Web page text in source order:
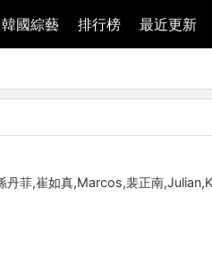
韓國綜藝 排行榜 最近更新
丹菲,崔如真,Marcos,裴正南